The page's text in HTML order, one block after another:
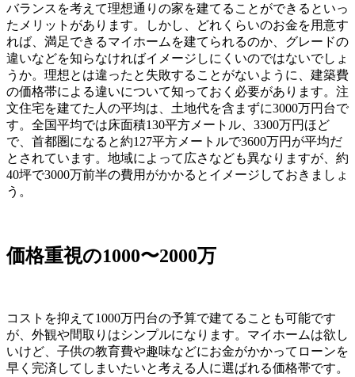
バランスを考えて理想通りの家を建てることができるといっ
たメリットがあります。しかし、どれくらいのお金を用意す
れば、満足できるマイホームを建てられるのか、グレードの
違いなどを知らなければイメージしにくいのではないでしょ
うか。理想とは違ったと失敗することがないように、建築費
の価格帯による違いについて知っておく必要があります。注
文住宅を建てた人の平均は、土地代を含まずに3000万円台で
す。全国平均では床面積130平方メートル、3300万円ほど
で、首都圏になると約127平方メートルで3600万円が平均だ
とされています。地域によって広さなども異なりますが、約
40坪で3000万前半の費用がかかるとイメージしておきましょ
う。
価格重視の1000〜2000万
コストを抑えて1000万円台の予算で建てることも可能です
が、外観や間取りはシンプルになります。マイホームは欲し
いけど、子供の教育費や趣味などにお金がかかってローンを
早く完済してしまいたいと考える人に選ばれる価格帯です。